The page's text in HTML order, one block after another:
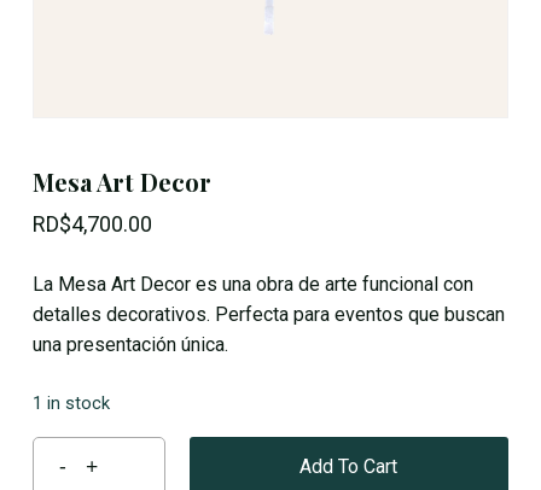
Mesa Art Decor
RD$4,700.00
La Mesa Art Decor es una obra de arte funcional con
detalles decorativos. Perfecta para eventos que buscan
una presentación única.
1 in stock
Add To Cart